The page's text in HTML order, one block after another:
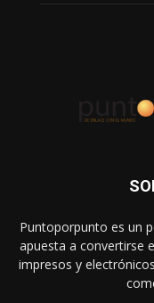
Puntoporpunto es un
apuesta a convertirse
impresos y